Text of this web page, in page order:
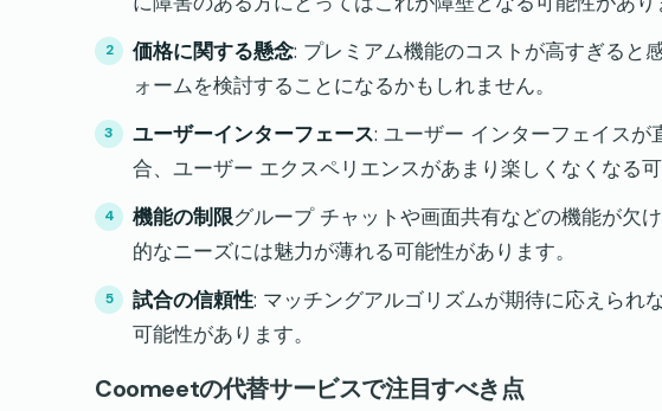
価格に関する懸念: プレミアム機能のコストが高すぎると
ォームを検討することになるかもしれません。
ユーザーインターフェース: ユーザー インターフェイス
合、ユーザー エクスペリエンスがあまり楽しくなくなる可
機能の制限グループ チャットや画面共有などの機能が欠
的なニーズには魅力が薄れる可能性があります。
試合の信頼性: マッチングアルゴリズムが期待に応えられ
可能性があります。
Coomeetの代替サービスで注目すべき点